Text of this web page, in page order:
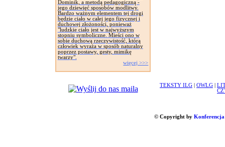
Dominik, a metodą pedagogiczną -
jego dziewięć sposobów modlitwy.
Bardzo ważnym elementem tej drogi
będzie ciało w całej jego fizycznej i
duchowej złożoności, ponieważ
"ludzkie ciało jest w najwyższym
stopniu symboliczne. Mieści ono w
sobie duchową rzeczywistość, którą
człowiek wyraża w sposób naturalny
poprzez postawy, gesty, mimikę
twarzy".
więcej >>>
TEKSTY ILG OWLG
© Copyright by Konferencja